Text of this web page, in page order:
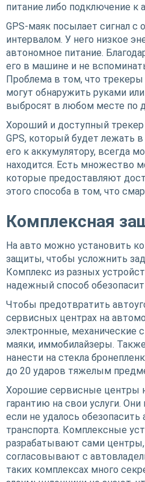
питание либо подключение к
GPS-маяк посылает сигнал с
интервалом. У него низкое
автономное питание.
его в машине и не
Проблема в том, что
могут обнаружить руками
выбросят в любом месте по
Хороший и доступный
GPS, который будет лежать
его к аккумулятору, всегда
находится. Есть множество
которые предоставляют
этого способа в том, что
Комплексная
На авто можно установить
защиты, чтобы усложнить
Комплекс из разных
надежный способ
Чтобы предотвратить
сервисных центрах на
электронные, механические
маяки, иммобилайзеры.
нанести на стекла
до 20 ударов тяжелым
Хорошие сервисные центры
гарантию на свои услуги.
если не удалось
транспорта. Комплексные
разрабатывают сами центры,
согласовывают с
таких комплексах много